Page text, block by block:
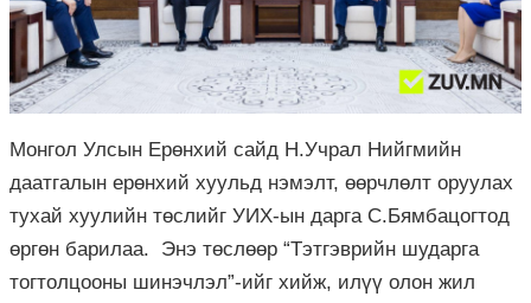
Монгол Улсын Ерөнхий сайд Н.Учрал Нийгмийн
даатгалын ерөнхий хуульд нэмэлт, өөрчлөлт оруулах
тухай хуулийн төслийг УИХ-ын дарга С.Бямбацогтод
өргөн барилаа. Энэ төслөөр “Тэтгэврийн шударга
тогтолцооны шинэчлэл”-ийг хийж, илүү олон жил